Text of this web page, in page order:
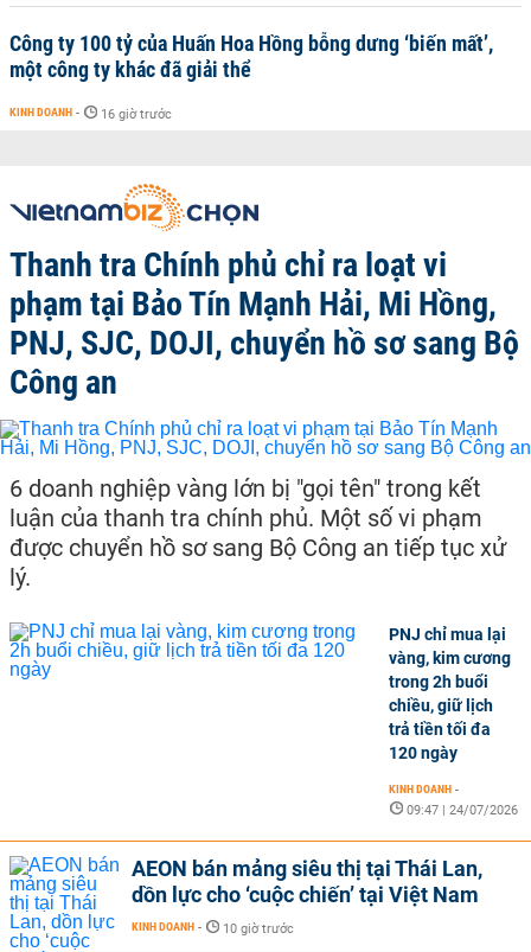
Công ty 100 tỷ của Huấn Hoa Hồng bỗng dưng ‘biến mất’,
một công ty khác đã giải thể
KINH DOANH - 16 giờ trước
Thanh tra Chính phủ chỉ ra loạt vi
phạm tại Bảo Tín Mạnh Hải, Mi Hồng,
PNJ, SJC, DOJI, chuyển hồ sơ sang Bộ
Công an
6 doanh nghiệp vàng lớn bị "gọi tên" trong kết
luận của thanh tra chính phủ. Một số vi phạm
được chuyển hồ sơ sang Bộ Công an tiếp tục xử
lý.
PNJ chỉ mua lại
vàng, kim cương
trong 2h buổi
chiều, giữ lịch
trả tiền tối đa
120 ngày
KINH DOANH -
09:47 | 24/07/2026
AEON bán mảng siêu thị tại Thái Lan,
dồn lực cho ‘cuộc chiến’ tại Việt Nam
KINH DOANH - 10 giờ trước